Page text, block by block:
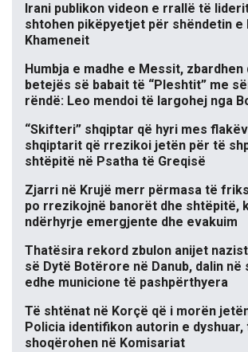
Irani publikon videon e rrallë të
shtohen pikëpyetjet për shëndetin e
Khameneit
Humbja e madhe e Messit,
betejës së babait të “Pleshtit” me
rëndë: Leo mendoi të largohej nga
“Skifteri” shqiptar që hyri mes
shqiptarit që rrezikoi jetën për të
shtëpitë në Psatha të Greqisë
Zjarri në Krujë merr përmasa të
po rrezikojnë banorët dhe shtëpitë,
ndërhyrje emergjente dhe evakuim
Thatësira rekord zbulon anijet
së Dytë Botërore në Danub, dalin në
edhe municione të pashpërthyera
Të shtënat në Korçë që i morën
Policia identifikon autorin e
shoqërohen në Komisariat